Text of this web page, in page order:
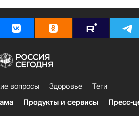
вопросы Здоровье
Теги
Продукты и сервисы Пресс-